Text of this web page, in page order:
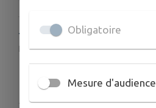
TARIFS
En pièce jointe
Télécharger la pièce jointe
Publié par Ville de Benfeld-
Obligatoire
Mesure